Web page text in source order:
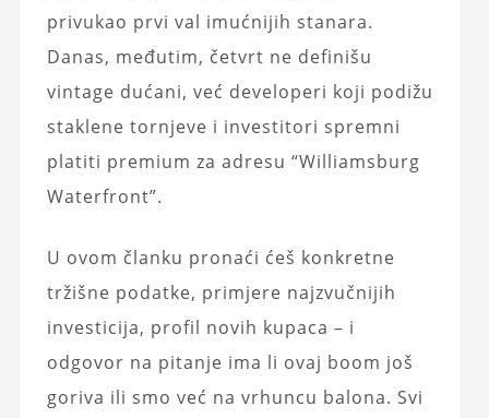
privukao prvi val imućnijih stanara.
Danas, međutim, četvrt ne definišu
vintage dućani, već developeri koji podižu
staklene tornjeve i investitori spremni
platiti premium za adresu “Williamsburg
Waterfront”.
U ovom članku pronaći ćeš konkretne
tržišne podatke, primjere najzvučnijih
investicija, profil novih kupaca – i
odgovor na pitanje ima li ovaj boom još
goriva ili smo već na vrhuncu balona. Svi